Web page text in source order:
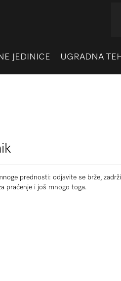
JEDINICE UGRADNA
prednosti: odjavite se brže,
praćenje i još mnogo toga.